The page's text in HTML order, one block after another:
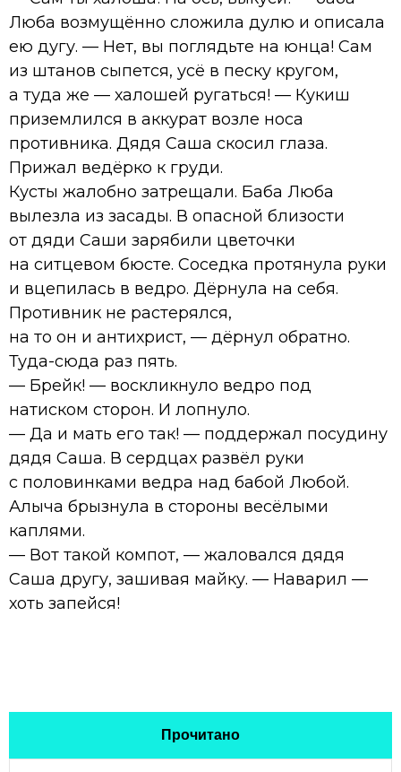
Люба возмущённо сложила дулю и описала
ею дугу. — Нет, вы поглядьте на юнца! Сам
из штанов сыпется, усё в песку кругом,
а туда же — халошей ругаться! — Кукиш
приземлился в аккурат возле носа
противника. Дядя Саша скосил глаза.
Прижал ведёрко к груди.
Кусты жалобно затрещали. Баба Люба
вылезла из засады. В опасной близости
от дяди Саши зарябили цветочки
на ситцевом бюсте. Соседка протянула руки
и вцепилась в ведро. Дёрнула на себя.
Противник не растерялся,
на то он и антихрист, — дёрнул обратно.
Туда-сюда раз пять.
— Брейк! — воскликнуло ведро под
натиском сторон. И лопнуло.
— Да и мать его так! — поддержал посудину
дядя Саша. В сердцах развёл руки
с половинками ведра над бабой Любой.
Алыча брызнула в стороны весёлыми
каплями.
— Вот такой компот, — жаловался дядя
Саша другу, зашивая майку. — Наварил —
хоть запейся!
Прочитано